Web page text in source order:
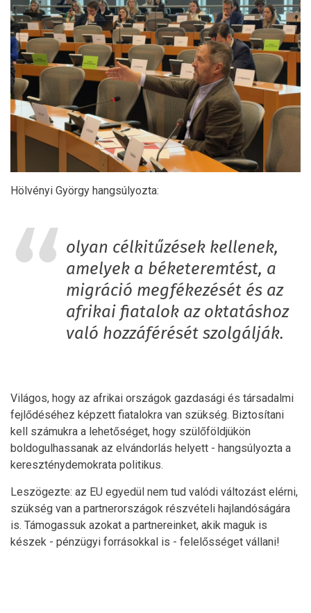
Hölvényi György hangsúlyozta:
olyan célkitűzések kellenek,
amelyek a béketeremtést, a
migráció megfékezését és az
afrikai fiatalok az oktatáshoz
való hozzáférését szolgálják.
Világos, hogy az afrikai országok gazdasági és társadalmi
fejlődéséhez képzett fiatalokra van szükség. Biztosítani
kell számukra a lehetőséget, hogy szülőföldjükön
boldogulhassanak az elvándorlás helyett - hangsúlyozta a
kereszténydemokrata politikus.
Leszögezte: az EU egyedül nem tud valódi változást elérni,
szükség van a partnerországok részvételi hajlandóságára
is. Támogassuk azokat a partnereinket, akik maguk is
készek - pénzügyi forrásokkal is - felelősséget vállani!